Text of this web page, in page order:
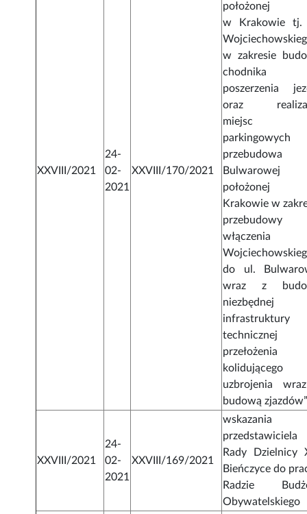
XXVIII/2021
24-
02-
2021
XXVIII/170/2021
położonej
w Krakowie tj.
w zakresie
poszerzenia
oraz
miejsc
przebudowa
Bulwarowej
położonej
Krakowie w
przebudowy
włączenia
do ul.
wraz z
niezbędnej
infrastruktury
przełożenia
kolidującego
uzbrojenia
budową
XXVIII/2021
24-
02-
2021
XXVIII/169/2021
wskazania
przedstawiciela
Rady Dzielnicy
Bieńczyce do
Radzie
Obywatelskiego